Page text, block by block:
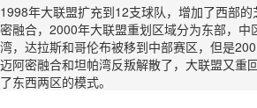
1998年大联盟扩充到12支球队，增加了西部
密融合，2000年大联盟重划区域分为东部，中
湾，达拉斯和哥伦布被移到中部赛区，但是
迈阿密融合和坦帕湾反叛解散了，大联盟又重
了东西两区的模式。